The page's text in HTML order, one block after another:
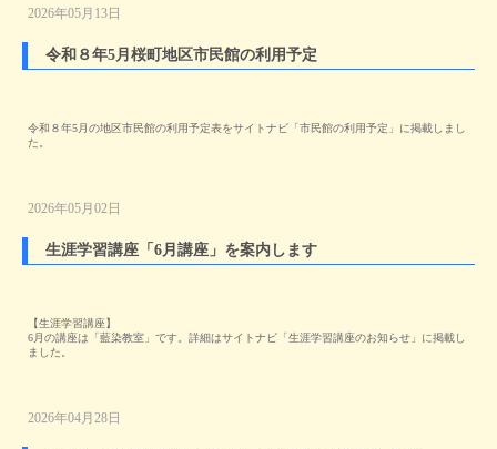
2026年05月13日
令和８年5月桜町地区市民館の利用予定
令和８年5月の地区市民館の利用予定表をサイトナビ「市民館の利用予定」に掲載しまし
た。
2026年05月02日
生涯学習講座「6月講座」を案内します
【生涯学習講座】
6月の講座は「藍染教室」です。詳細はサイトナビ「生涯学習講座のお知らせ」に掲載し
ました。
2026年04月28日